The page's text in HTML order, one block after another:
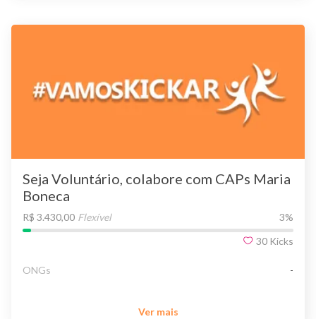
Seja Voluntário, colabore com CAPs Maria
Boneca
R$ 3.430,00 Flexível 3%
30 Kicks
ONGs -
Ver mais